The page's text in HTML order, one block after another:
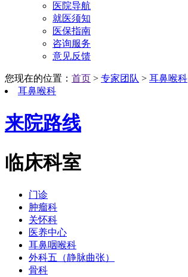
医院导航
就医须知
医保指南
咨询服务
意见反馈
您现在的位置： 首页 > 专家团队 > 耳鼻喉科
耳鼻喉科
来院路线
临床科室
门诊
肿瘤科
关怀科
医养中心
耳鼻咽喉科
外科五（静脉曲张）
骨科